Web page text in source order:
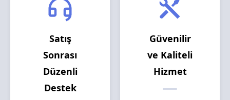
Satış
Sonrası
Düzenli
Destek
Güvenilir
ve Kaliteli
Hizmet